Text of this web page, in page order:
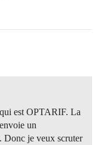
est OPTARIF. La
un
je veux scruter